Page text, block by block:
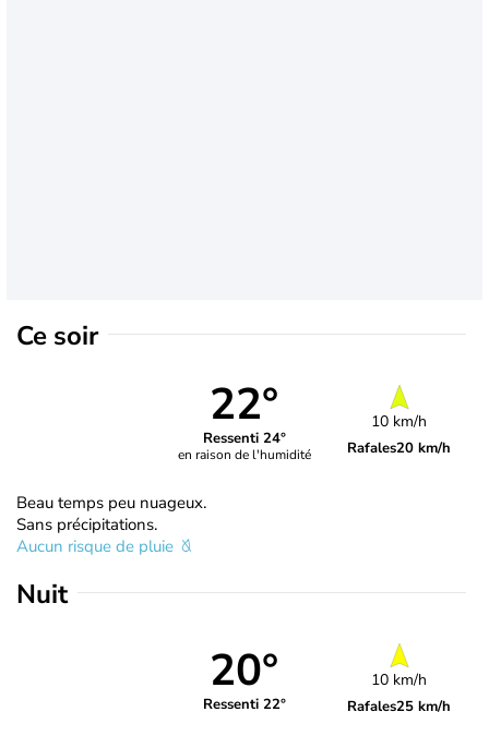
Ce soir
22°
Ressenti 24°
en raison de l'humidité
10 km/h
Rafales20 km/h
Beau temps peu nuageux.
Sans précipitations.
Aucun risque de pluie
Nuit
20°
Ressenti 22°
10 km/h
Rafales25 km/h